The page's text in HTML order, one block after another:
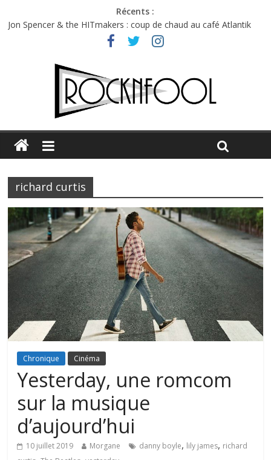
Récents :
Jon Spencer & the HITmakers : coup de chaud au café Atlantik
Hellfest 2026 vendredi : température et émotions en hausse
Hellfest 2026 jeudi : impossible de choisir entre chaleur et bonne
Première édition du Midgard Festival : entre bière, métal et
Charlie Puth à l’Olympia : la leçon de pop du Professeur Puth
richard curtis
Chronique Cinéma
Yesterday, une romcom
sur la musique
d’aujourd’hui
10 juillet 2019 Morgane danny boyle, lily james, richard